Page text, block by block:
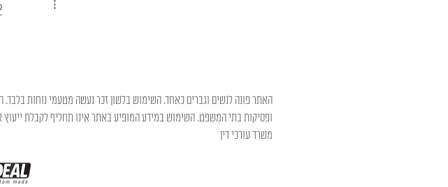
האתר פונה לנשים וגברים כאחד. השימוש בלשון זכר נעשה מטעמי נוחות
ופסיקות בתי המשפט. השימוש במידע המופיע באתר אינו תחליף לקבלת
משרד עורכי דין